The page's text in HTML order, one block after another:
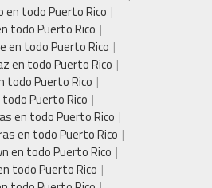
en todo Puerto Rico
todo Puerto Rico
en todo Puerto Rico
en todo Puerto Rico
todo Puerto Rico
Puerto Rico
en todo Puerto Rico
en todo Puerto Rico
en todo Puerto Rico
todo Puerto Rico